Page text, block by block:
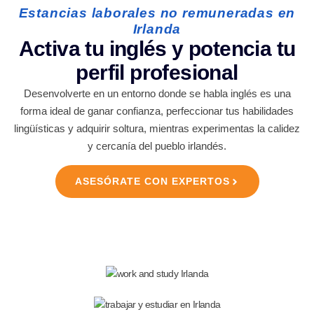
Estancias laborales no remuneradas en
Irlanda
Activa tu inglés y potencia tu
perfil profesional
Desenvolverte en un entorno donde se habla inglés es una
forma ideal de ganar confianza, perfeccionar tus habilidades
lingüísticas y adquirir soltura, mientras experimentas la calidez
y cercanía del pueblo irlandés.
ASESÓRATE CON EXPERTOS